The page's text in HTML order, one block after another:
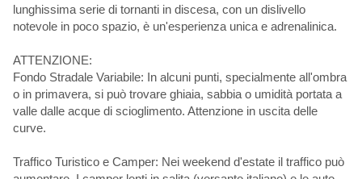
lunghissima serie di tornanti in discesa, con un dislivello
notevole in poco spazio, è un'esperienza unica e adrenalinica.
ATTENZIONE:
Fondo Stradale Variabile: In alcuni punti, specialmente all'ombra
o in primavera, si può trovare ghiaia, sabbia o umidità portata a
valle dalle acque di scioglimento. Attenzione in uscita delle
curve.
Traffico Turistico e Camper: Nei weekend d'estate il traffico può